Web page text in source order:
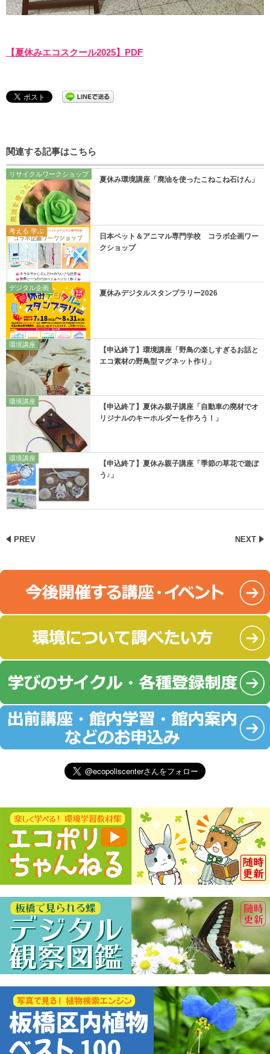
【夏休みエコスクール2025】PDF
関連する記事はこちら
リサイクルワークショップ
夏休み環境講座「廃油を使ったこねこね石けん」
考える 学ぶ
日本ペット＆アニマル専門学校 コラボ企画ワー
クショップ
デジタル企画
夏休みデジタルスタンプラリー2026
環境講座
【申込終了】環境講座「野鳥の楽しすぎるお話と
エコ素材の野鳥型マグネット作り」
環境講座
【申込終了】夏休み親子講座「自動車の廃材でオ
リジナルのキーホルダーを作ろう！」
環境講座
【申込終了】夏休み親子講座「季節の草花で遊ぼ
う♪」
PREV NEXT